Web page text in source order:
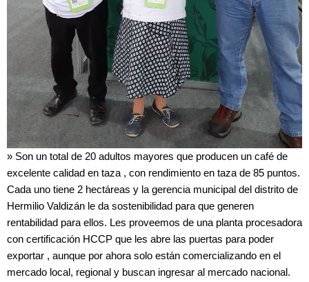
» Son un total de 20 adultos mayores que producen un café de
excelente calidad en taza , con rendimiento en taza de 85 puntos.
Cada uno tiene 2 hectáreas y la gerencia municipal del distrito de
Hermilio Valdizán le da sostenibilidad para que generen
rentabilidad para ellos. Les proveemos de una planta procesadora
con certificación HCCP que les abre las puertas para poder
exportar , aunque por ahora solo están comercializando en el
mercado local, regional y buscan ingresar al mercado nacional.